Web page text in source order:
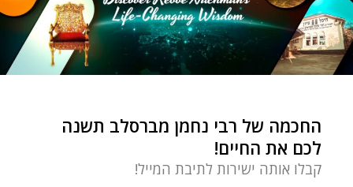
דבר נוסף ומעניין שרבי נחמן מלמד אותנו בעניין האוכל
והאכילה שלנו הוא – שהתכונות האישיות שלנו תלויות אף
הן בתפריט שלנו (ספר המידות, דעת א, ב), שהאוכל מזין
עליו. בעוד מאכלים בריאים יסייעו בפיתוח המוח, למאכלים
מזיקים תהיה השפעה הפוכה. הדבר לא תלוי בכשרותו של
המזון בלבד, אלא גם במידת היותו מזין או 'מזיק' וכן בדרך
החכמה של רבי נחמן מברסלב תשנה
לכם את החיים!
קבלו אותה ישירות לתיבת המייל!